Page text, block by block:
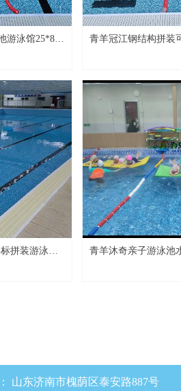
游泳馆25*8M
青羊冠江钢结构拼装
拼装游泳池
青羊沐奇亲子游泳池
山东济南市槐荫区泰安路887号